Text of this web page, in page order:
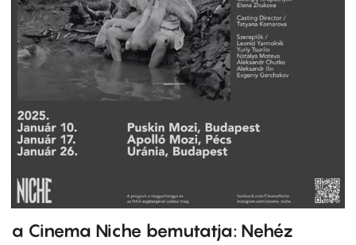
a Cinema Niche bemutatja: Nehéz